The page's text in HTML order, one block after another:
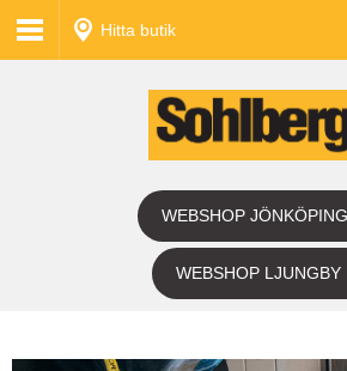
Hitta butik
WEBSHOP JÖNKÖPING
WEBSHOP LJUNGBY